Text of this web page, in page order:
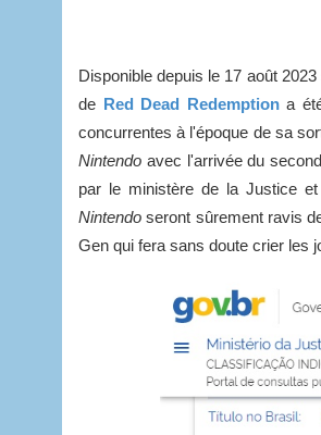
Disponible depuis le 17 août
de Red Dead Redemptiona
concurrentes à l'époque de sa
Nintendo avec l'arrivée du
par le ministère de la Justice
Nintendo seront sûrement ravis
Gen qui fera sans doute crier les